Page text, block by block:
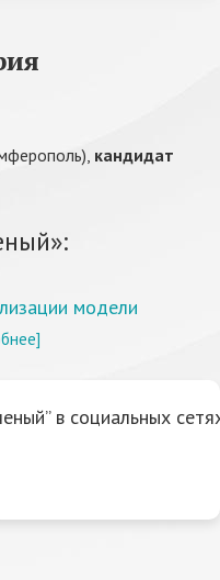
кандидат
модели
в социальных